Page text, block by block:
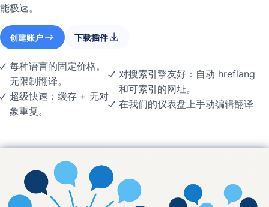
能极速。
创建账户 下载插件
每种语言的固定价格。
无限制翻译。
超级快速：缓存 + 无对
象重复。
对搜索引擎友好：自动 hreflang
和可索引的网址。
在我们的仪表盘上手动编辑翻译